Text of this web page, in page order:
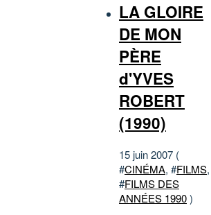
LA GLOIRE
DE MON
PÈRE
d'YVES
ROBERT
(1990)
15 juin 2007 (
#CINÉMA, #FILMS,
#FILMS DES
ANNÉES 1990)